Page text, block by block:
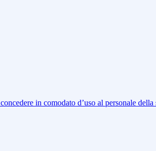
in comodato d’uso al personale della